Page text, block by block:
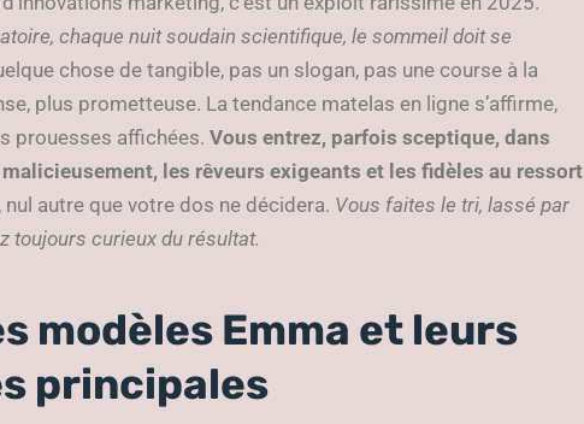
chaque nuit soudain scientifique, le sommeil doit se
chose de tangible, pas un slogan, pas une course à la
plus prometteuse. La tendance matelas en ligne s’affirme,
prouesses affichées. Vous entrez, parfois sceptique, dans
les rêveurs exigeants et les fidèles au ressort
nul autre que votre dos ne décidera. Vous faites le tri, lassé par
toujours curieux du résultat.
modèles Emma et leurs
principales